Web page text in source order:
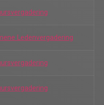
Ledenvergadering